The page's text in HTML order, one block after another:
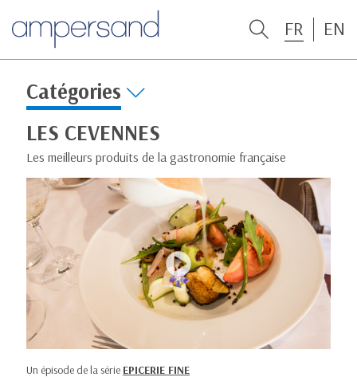
FR EN
Catégories
LES CEVENNES
Les meilleurs produits de la gastronomie française
Un épisode de la série EPICERIE FINE